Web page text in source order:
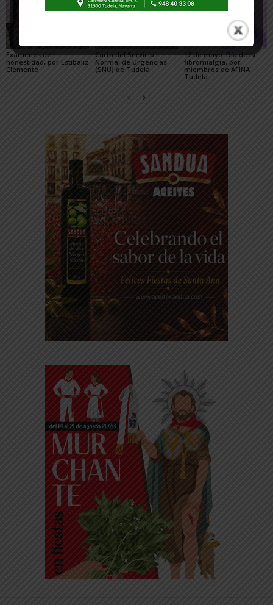
Exámenes de
honestidad, por Estíbaliz
Clemente
Carta del Servicio
Normal de Urgencias
(SNU) de Tudela
12 de mayo: Día de la
fibromialgia, por
miembros de AFINA
Tudela